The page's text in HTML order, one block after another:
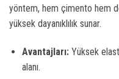
yöntem, hem çimento hem
yüksek dayanıklılık sunar.
Avantajları:Yüksek
alanı.